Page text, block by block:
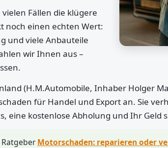
Fällen die klügere
noch einen echten Wert:
und viele Anbauteile
wir Ihnen aus –
(H.M.Automobile, Inhaber Holger
für Handel und Export an. Sie
eine kostenlose Abholung und Ihr Geld
Motorschaden: reparieren oder